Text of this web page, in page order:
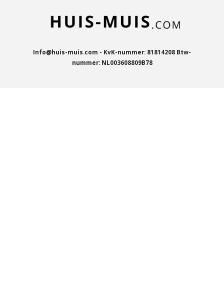
Info@huis-muis.com - KvK-nummer: 81814208 Btw-
nummer: NL003608809B78